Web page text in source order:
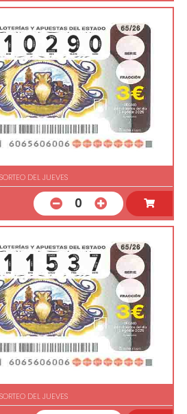
SORTEO DEL JUEVES
0
SORTEO DEL JUEVES